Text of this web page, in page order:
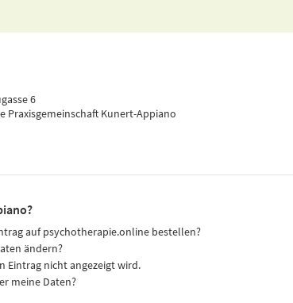
6
Praxisgemeinschaft Kunert-Appiano
auf psychotherapie.online bestellen?
ändern?
Eintrag nicht angezeigt wird.
meine Daten?